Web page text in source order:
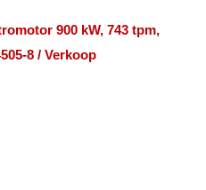
900 kW, 743 tpm,
8 / Verkoop